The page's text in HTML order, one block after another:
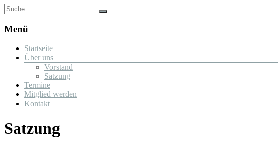
Menü
Startseite
Über uns
Vorstand
Satzung
Termine
Mitglied werden
Kontakt
Satzung